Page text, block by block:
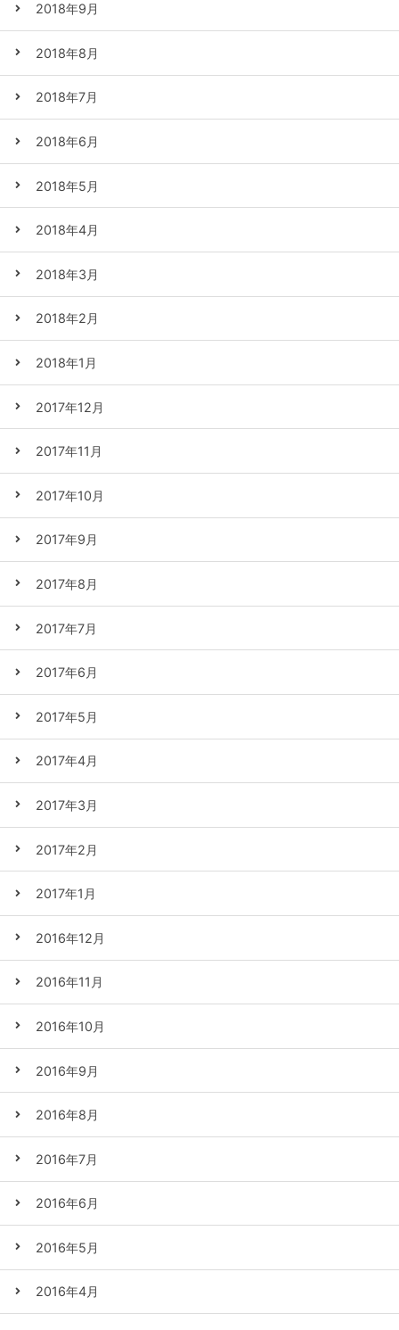
2018年9月
2018年8月
2018年7月
2018年6月
2018年5月
2018年4月
2018年3月
2018年2月
2018年1月
2017年12月
2017年11月
2017年10月
2017年9月
2017年8月
2017年7月
2017年6月
2017年5月
2017年4月
2017年3月
2017年2月
2017年1月
2016年12月
2016年11月
2016年10月
2016年9月
2016年8月
2016年7月
2016年6月
2016年5月
2016年4月